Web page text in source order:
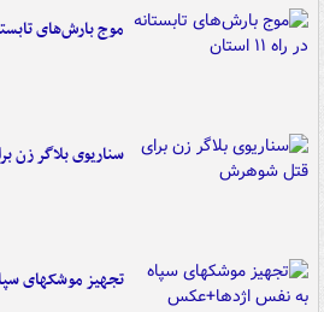
موج بارش‌های تابستانه در
سناریوی بلاگر زن
تجهیز موشکهای